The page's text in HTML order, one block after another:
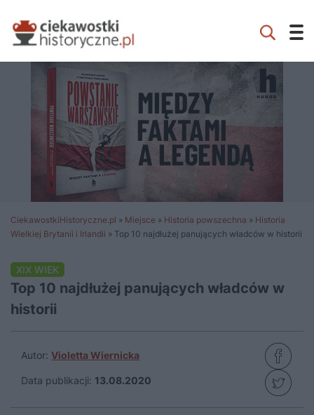
CiekawostkiHistoryczne.pl » Miejsce » Historia powszechna » Historia
Wielkiej Brytanii i Irlandii » Top 10 najdłużej panujących władców w historii
XIX WIEK
Top 10 najdłużej panujących władców w
historii
Autor: Violetta Wiernicka
Data publikacji: 13.08.2020